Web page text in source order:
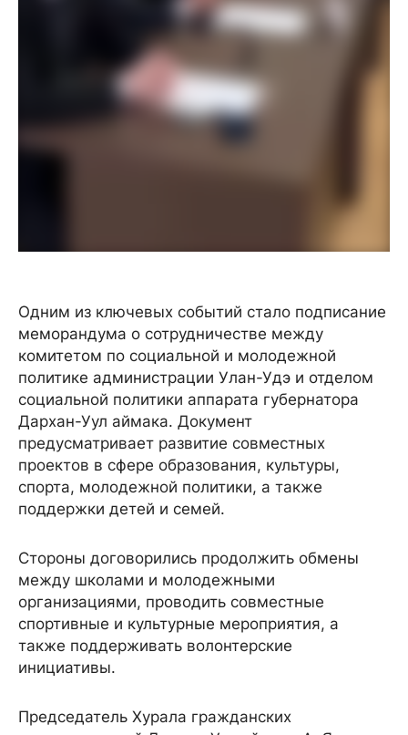
Одним из ключевых событий стало подписание
меморандума о сотрудничестве между
комитетом по социальной и молодежной
политике администрации Улан-Удэ и отделом
социальной политики аппарата губернатора
Дархан-Уул аймака. Документ
предусматривает развитие совместных
проектов в сфере образования, культуры,
спорта, молодежной политики, а также
поддержки детей и семей.
Стороны договорились продолжить обмены
между школами и молодежными
организациями, проводить совместные
спортивные и культурные мероприятия, а
также поддерживать волонтерские
инициативы.
Председатель Хурала гражданских